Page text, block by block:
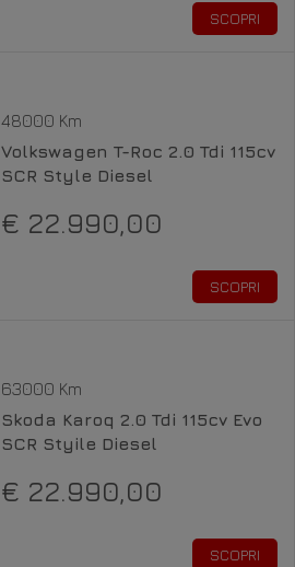
SCOPRI
48000 Km
Volkswagen T-Roc 2.0 Tdi 115cv
SCR Style Diesel
€ 22.990,00
SCOPRI
63000 Km
Skoda Karoq 2.0 Tdi 115cv Evo
SCR Styile Diesel
€ 22.990,00
SCOPRI